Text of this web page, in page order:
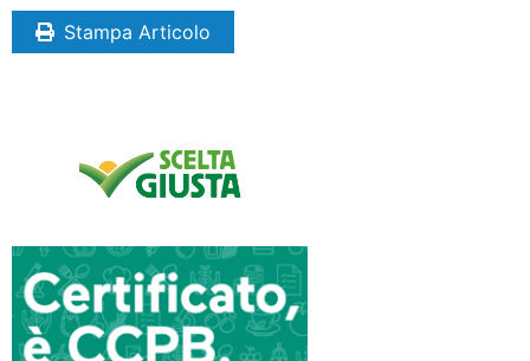
Stampa Articolo